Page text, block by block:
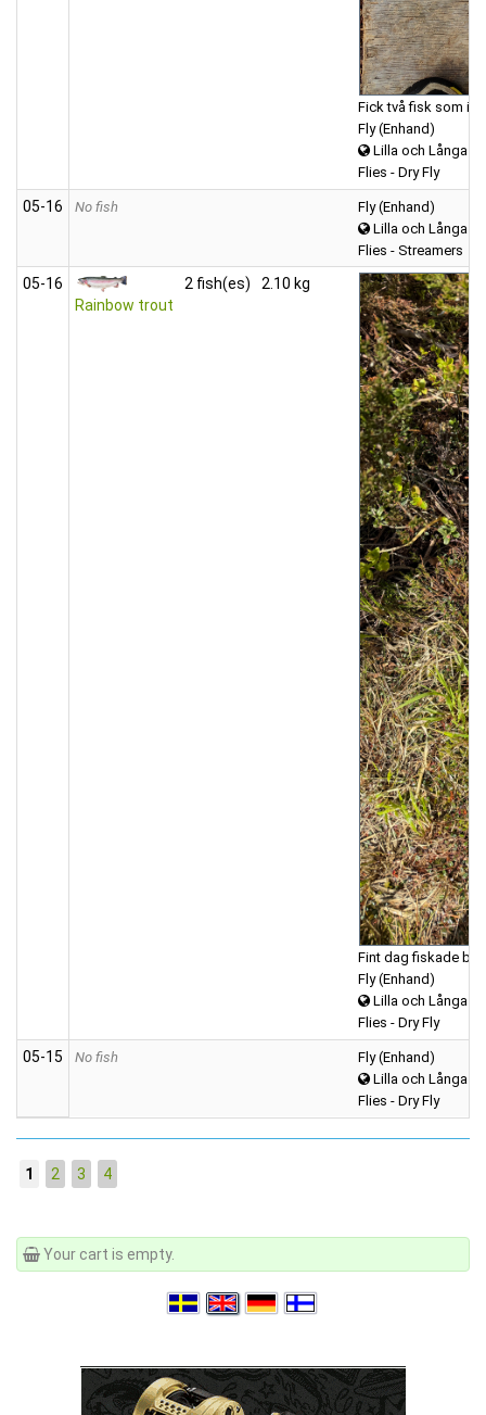
Fick två fisk som i
Fly (Enhand)
Lilla och Långa
Flies - Dry Fly
05‑16 No fish
Fly (Enhand)
Lilla och Långa
Flies - Streamers
05‑16
Rainbow trout
2 fish(es) 2.10 kg
Fint dag fiskade
Fly (Enhand)
Lilla och Långa
Flies - Dry Fly
05‑15 No fish
Fly (Enhand)
Lilla och Långa
Flies - Dry Fly
1 2 3 4
Your cart is empty.